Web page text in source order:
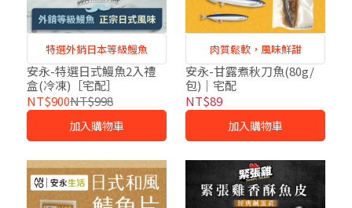
特選外銷日本等級鰻魚
安永-特選日式鰻魚2入禮
盒(冷凍)［宅配］
NT$900NT$998
加入購物車
肉質鬆軟，風味鮮甜
安永-甘露煮秋刀魚(80g/
包)｜宅配
NT$89
加入購物車